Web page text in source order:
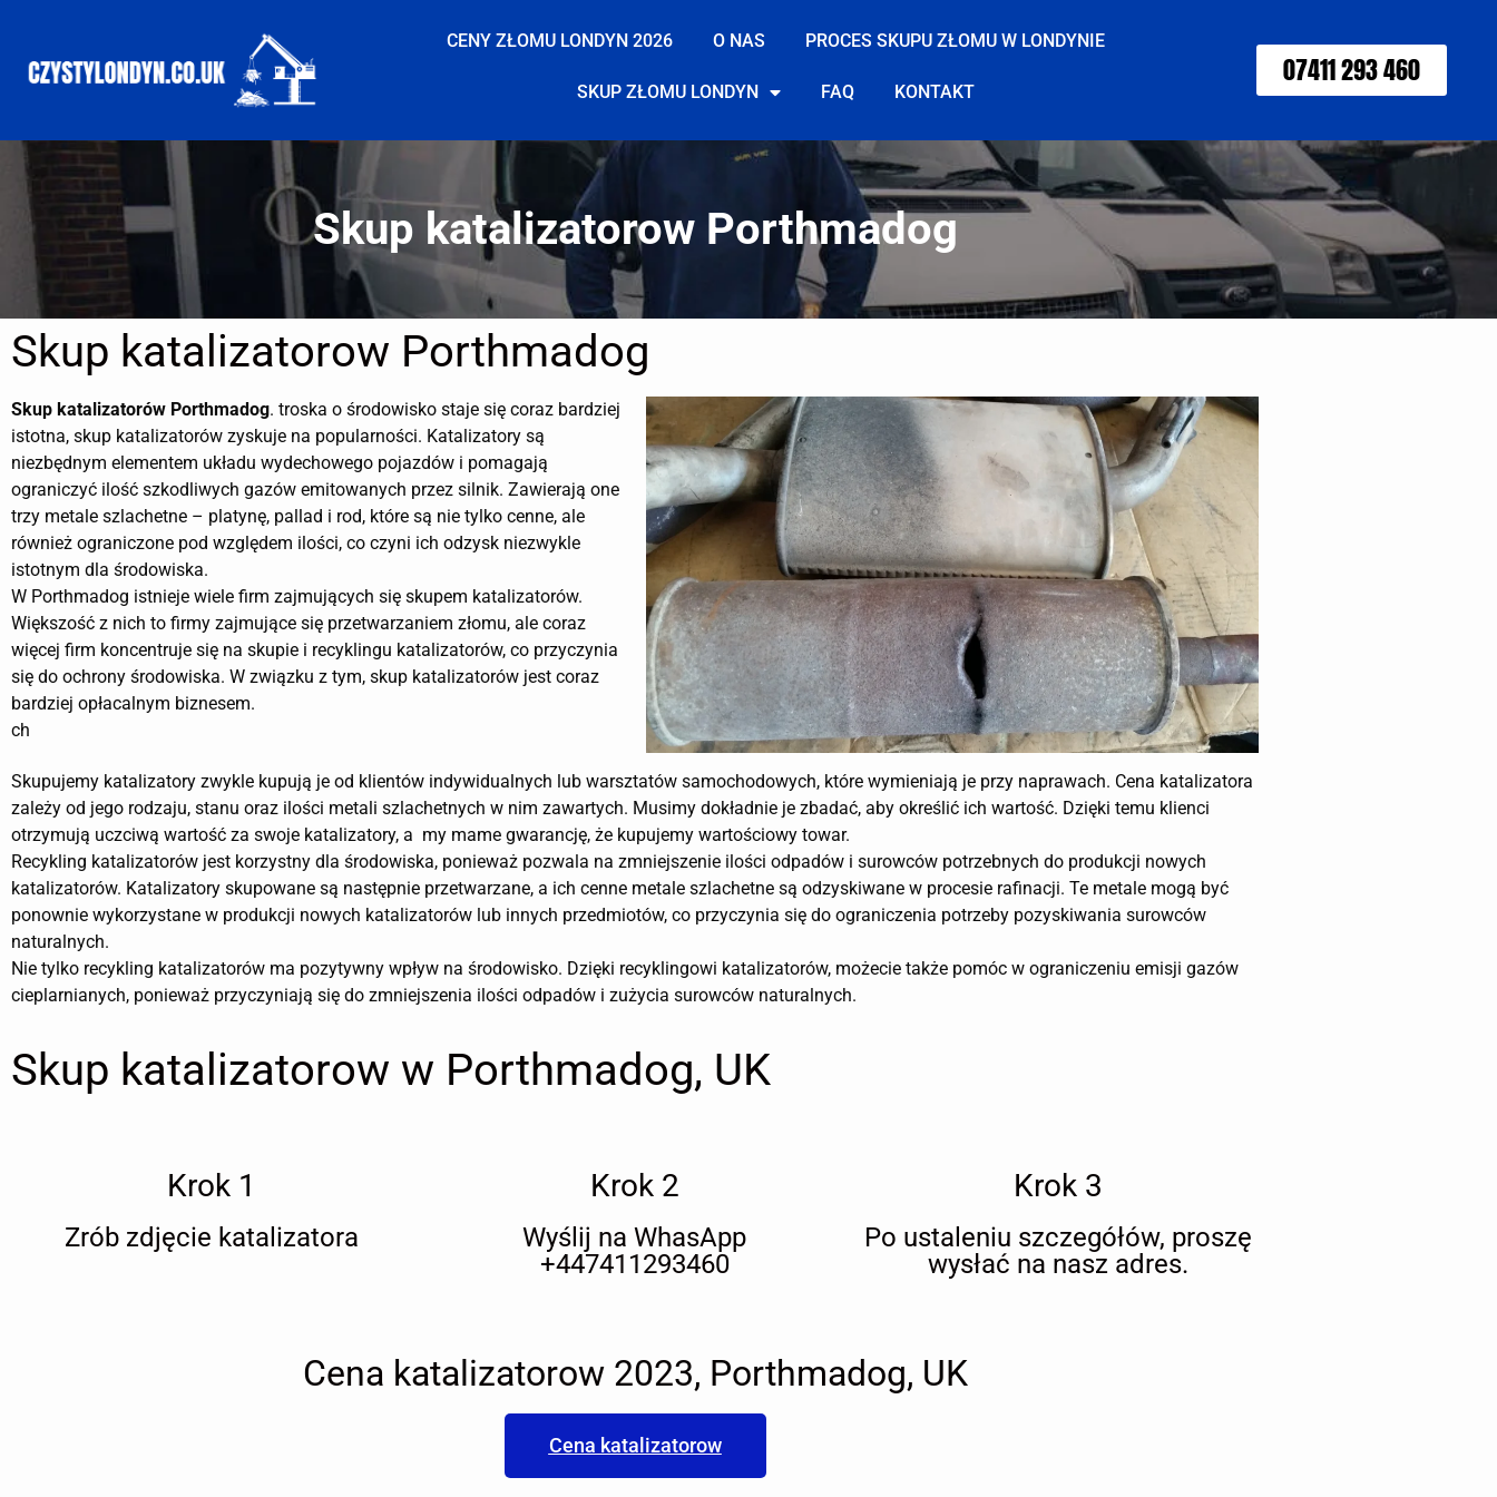
CENY ZŁOMU LONDYN 2026 O NAS PROCES SKUPU ZŁOMU W LONDYNIE
SKUP ZŁOMU LONDYN FAQ KONTAKT
07411 293 460
Skup katalizatorow Porthmadog
Skup katalizatorow Porthmadog
Skup katalizatorów Porthmadog. troska o środowisko staje się coraz bardziej
istotna, skup katalizatorów zyskuje na popularności. Katalizatory są
niezbędnym elementem układu wydechowego pojazdów i pomagają
ograniczyć ilość szkodliwych gazów emitowanych przez silnik. Zawierają one
trzy metale szlachetne – platynę, pallad i rod, które są nie tylko cenne, ale
również ograniczone pod względem ilości, co czyni ich odzysk niezwykle
istotnym dla środowiska.
W Porthmadog istnieje wiele firm zajmujących się skupem katalizatorów.
Większość z nich to firmy zajmujące się przetwarzaniem złomu, ale coraz
więcej firm koncentruje się na skupie i recyklingu katalizatorów, co przyczynia
się do ochrony środowiska. W związku z tym, skup katalizatorów jest coraz
bardziej opłacalnym biznesem.
ch
Skupujemy katalizatory zwykle kupują je od klientów indywidualnych lub warsztatów samochodowych, które wymieniają je przy naprawach. Cena katalizatora
zależy od jego rodzaju, stanu oraz ilości metali szlachetnych w nim zawartych. Musimy dokładnie je zbadać, aby określić ich wartość. Dzięki temu klienci
otrzymują uczciwą wartość za swoje katalizatory, a my mame gwarancję, że kupujemy wartościowy towar.
Recykling katalizatorów jest korzystny dla środowiska, ponieważ pozwala na zmniejszenie ilości odpadów i surowców potrzebnych do produkcji nowych
katalizatorów. Katalizatory skupowane są następnie przetwarzane, a ich cenne metale szlachetne są odzyskiwane w procesie rafinacji. Te metale mogą być
ponownie wykorzystane w produkcji nowych katalizatorów lub innych przedmiotów, co przyczynia się do ograniczenia potrzeby pozyskiwania surowców
naturalnych.
Nie tylko recykling katalizatorów ma pozytywny wpływ na środowisko. Dzięki recyklingowi katalizatorów, możecie także pomóc w ograniczeniu emisji gazów
cieplarnianych, ponieważ przyczyniają się do zmniejszenia ilości odpadów i zużycia surowców naturalnych.
Skup katalizatorow w Porthmadog, UK
Krok 1
Zrób zdjęcie katalizatora
Krok 2
Wyślij na WhasApp
+447411293460
Krok 3
Po ustaleniu szczegółów, proszę
wysłać na nasz adres.
Cena katalizatorow 2023, Porthmadog, UK
Cena katalizatorow